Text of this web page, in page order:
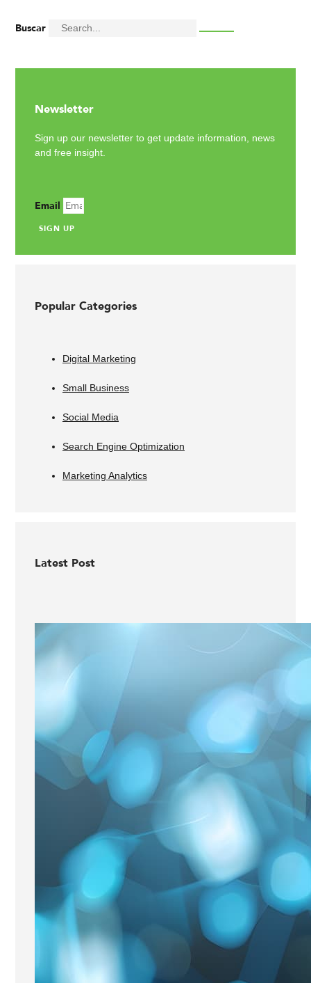
Buscar
Newsletter
Sign up our newsletter to get update information, news
and free insight.
Email
SIGN UP
Popular Categories
Digital Marketing
Small Business
Social Media
Search Engine Optimization
Marketing Analytics
Latest Post